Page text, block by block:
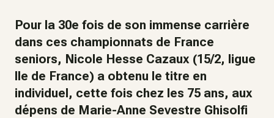
Pour la 30e fois de son immense carrière
dans ces championnats de France
seniors, Nicole Hesse Cazaux (15/2, ligue
Ile de France) a obtenu le titre en
individuel, cette fois chez les 75 ans, aux
dépens de Marie-Anne Sevestre Ghisolfi